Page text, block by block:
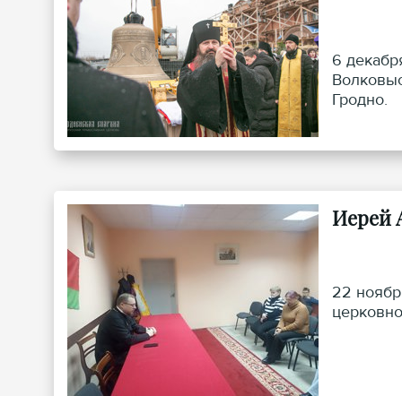
6
Гродно.
Иерей
22